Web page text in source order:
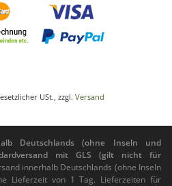
USt., zzgl. Versand
Deutschlands (ohne Inseln und
mit GLS (gilt nicht für
innerhalb Deutschlands (ohne Inseln
Lieferzeit von 1 Tag. Lieferzeiten für